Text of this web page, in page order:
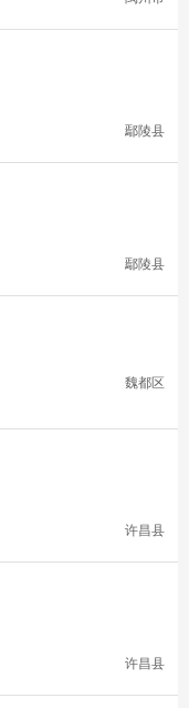
鄢陵县
鄢陵县
魏都区
许昌县
许昌县